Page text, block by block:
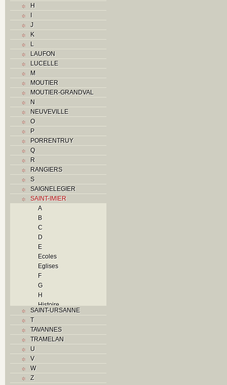
H
I
J
K
L
LAUFON
LUCELLE
M
MOUTIER
MOUTIER-GRANDVAL
N
NEUVEVILLE
O
P
PORRENTRUY
Q
R
RANGIERS
S
SAIGNELEGIER
SAINT-IMIER
A
B
C
D
E
Ecoles
Eglises
F
G
H
Histoire
I
J
K
SAINT-URSANNE
T
TAVANNES
TRAMELAN
U
V
W
Z